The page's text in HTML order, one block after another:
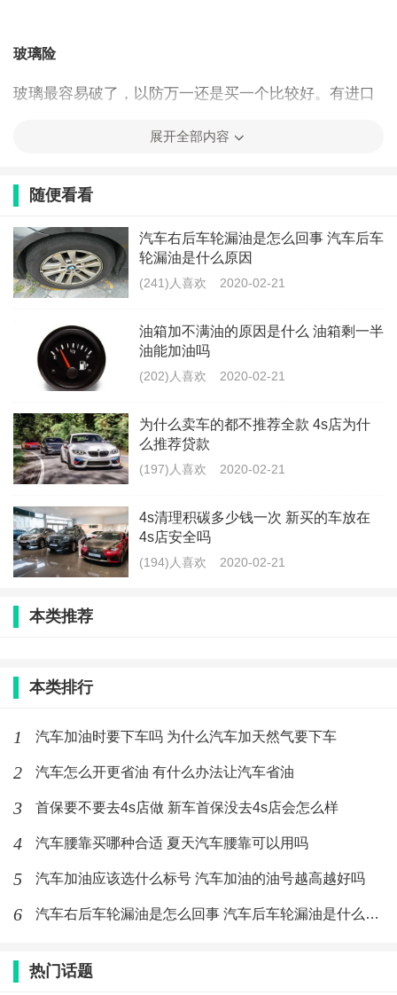
玻璃险
玻璃最容易破了，以防万一还是买一个比较好。有进口
不计免赔险
这个是附加险，需要和主险一起购买。在发生事故时，
可以将你所要承担的责任转移给保险公司，这样就可以
获得保险公司100%的赔偿。
另外还有强制要交的强制保险和车船税。
汽车上保险要提供什么东西吗
驾驶证、身份证、车辆登记证或合格证、购车发票，投
是二手车，还得携带车辆过户发票等。
一般需要提供原件、复印件和照片（三选一），没有原
件的提供照片或复印件。具体以当地要求为主。
牌号，如果拿到牌照，需及时找保险公司变更。
4S店上保险和自己上保险哪个好
这个对车主而言区别不大，费用也是差不多的。
如果是自己上，可以选择自己需要的保险公司。从4S店
上保险的话，就不能自主选择保险公司了，或者限定的
几个给你选。
4S店买会有返点。不管让你买哪家保险公司都能收到佣
展开全部内容
随便看看
汽车右后车轮漏油是怎么回事 汽车后车
轮漏油是什么原因
(241)人喜欢 2020-02-21
油箱加不满油的原因是什么 油箱剩一半
油能加油吗
(202)人喜欢 2020-02-21
为什么卖车的都不推荐全款 4s店为什
么推荐贷款
(197)人喜欢 2020-02-21
4s清理积碳多少钱一次 新买的车放在
4s店安全吗
(194)人喜欢 2020-02-21
本类推荐
本类排行
1 汽车加油时要下车吗 为什么汽车加天然气要下车
2 汽车怎么开更省油 有什么办法让汽车省油
3 首保要不要去4s店做 新车首保没去4s店会怎么样
4 汽车腰靠买哪种合适 夏天汽车腰靠可以用吗
5 汽车加油应该选什么标号 汽车加油的油号越高越好吗
6 汽车右后车轮漏油是怎么回事 汽车后车轮漏油是什么原因
热门话题